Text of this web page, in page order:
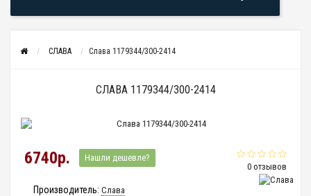
СЛАВА Слава 1179344/300-2414
СЛАВА 1179344/300-2414
0 отзывов
6740р. Нашли дешевле?
Производитель: Слава